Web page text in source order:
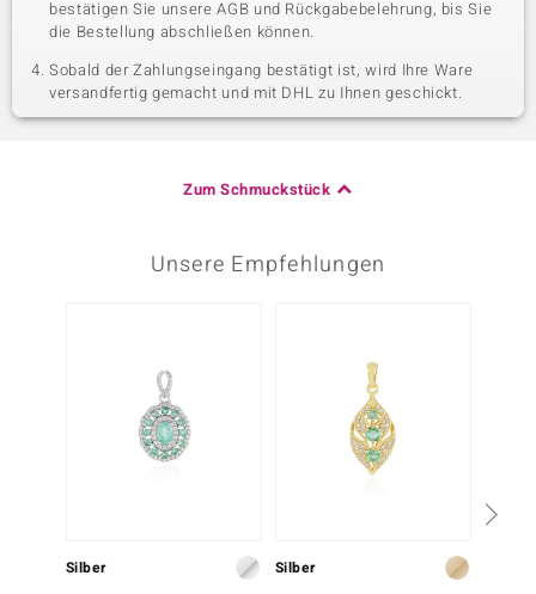
bestätigen Sie unsere AGB und Rückgabebelehrung, bis Sie
die Bestellung abschließen können.
Sobald der Zahlungseingang bestätigt ist, wird Ihre Ware
versandfertig gemacht und mit DHL zu Ihnen geschickt.
Zum Schmuckstück
Unsere Empfehlungen
Silber Silber